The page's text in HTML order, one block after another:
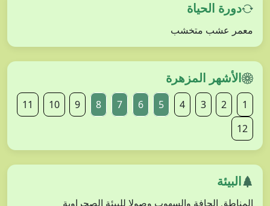
دورة الحياة
معمر عشب متخشب
الأشهر المزهرة
1
2
3
4
5
6
7
8
9
10
11
12
البيئة
المناطق الجافة والسهوب وصولا للبيئة الصحراوية